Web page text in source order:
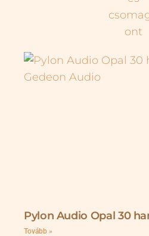
Pylon Audio Opal 30
Tovább »